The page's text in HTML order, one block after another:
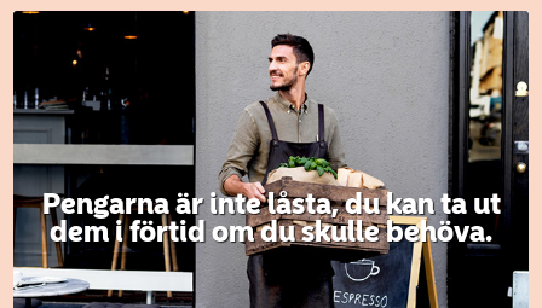
Pengarna är inte låsta, du kan ta ut
dem i förtid om du skulle behöva.